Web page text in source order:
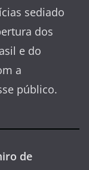
sediado
dos
e do
a
público.
de